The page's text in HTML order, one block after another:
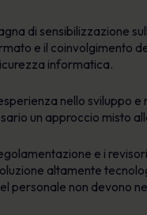
di sensibilizzazione
e il coinvolgimento
informatica.
nello sviluppo
un approccio misto
e i
altamente
personale non devono